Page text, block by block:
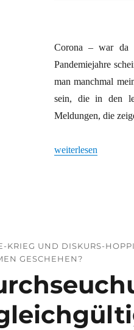
Corona – war da
Pandemiejahre
man manchmal
sein, die in den
Meldungen, die
„Kann man die
weiterlesen
KRIEG UND DISKURS-
GESCHEHEN?